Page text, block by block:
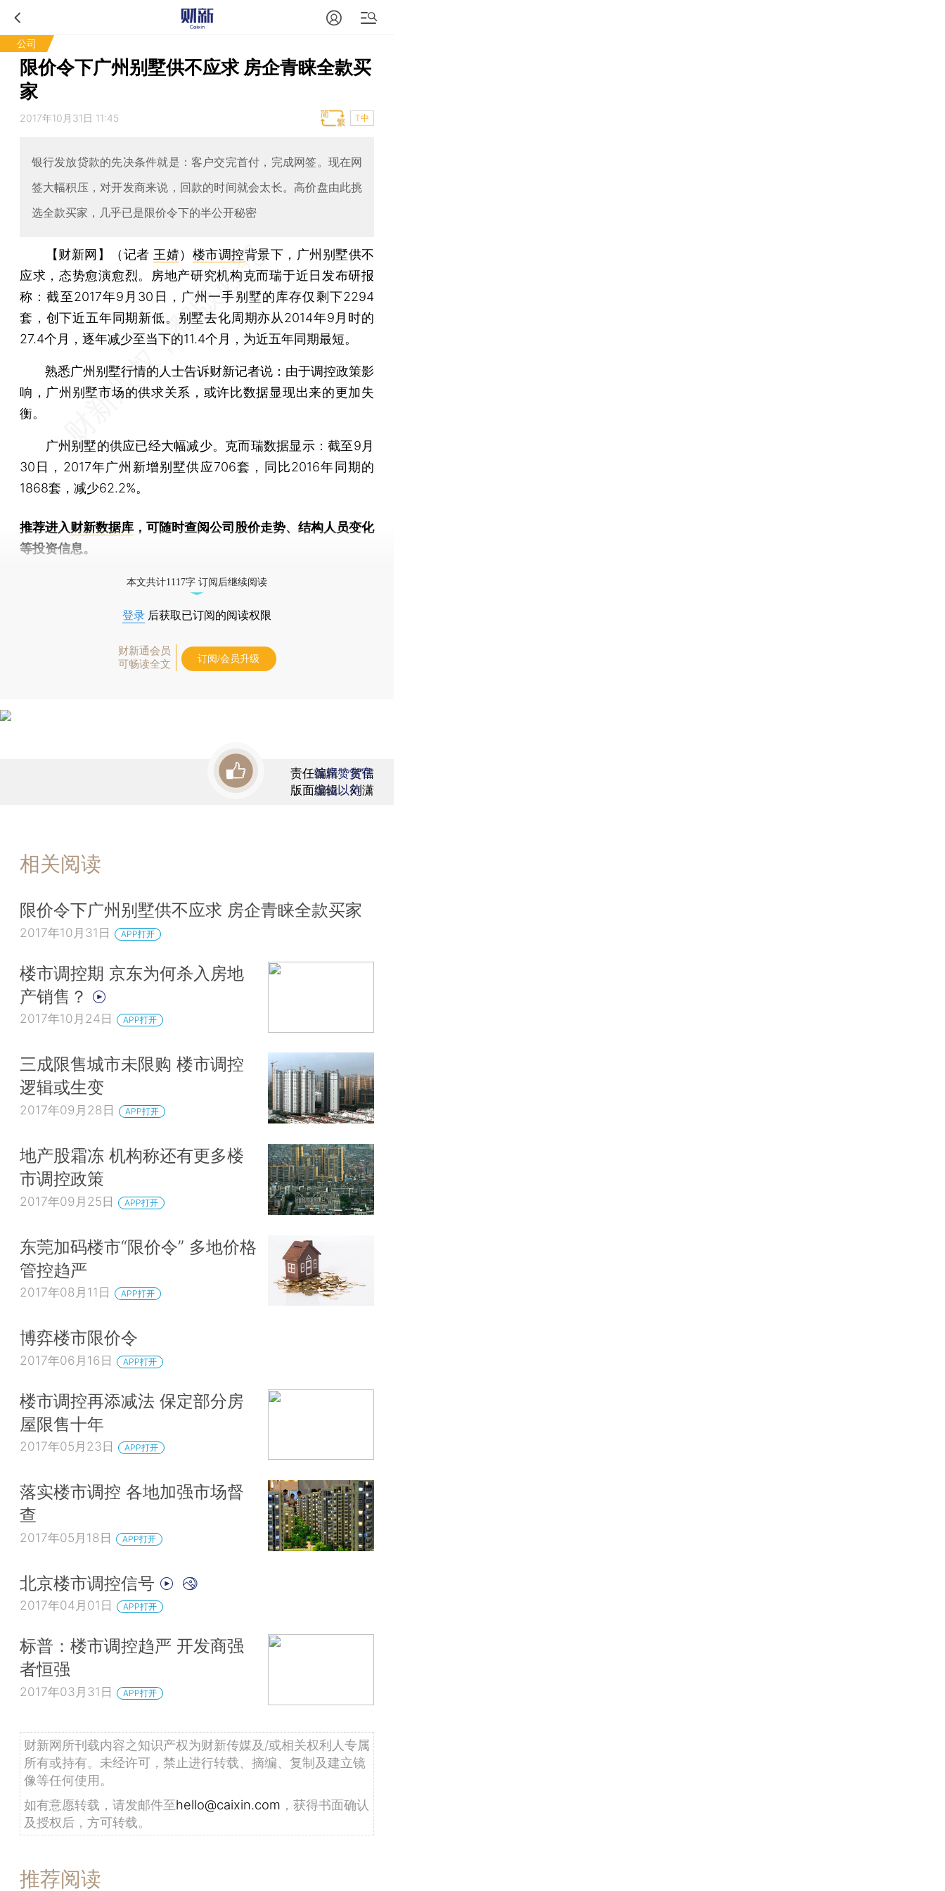
公司
限价令下广州别墅供不应求 房企青睐全款买
家
2017年10月31日 11:45 T中
银行发放贷款的先决条件就是：客户交完首付，完成网签。现在网
签大幅积压，对开发商来说，回款的时间就会太长。高价盘由此挑
选全款买家，几乎已是限价令下的半公开秘密
【财新网】（记者 王婧） 楼市调控背景下，广州别墅供不
应求，态势愈演愈烈。房地产研究机构克而瑞于近日发布研报
称：截至2017年9月30日，广州一手别墅的库存仅剩下2294
套，创下近五年同期新低。别墅去化周期亦从2014年9月时的
27.4个月，逐年减少至当下的11.4个月，为近五年同期最短。
熟悉广州别墅行情的人士告诉财新记者说：由于调控政策影
响，广州别墅市场的供求关系，或许比数据显现出来的更加失
衡。
广州别墅的供应已经大幅减少。克而瑞数据显示：截至9月
30日，2017年广州新增别墅供应706套，同比2016年同期的
1868套，减少62.2%。
推荐进入财新数据库 ，可随时查阅公司股价走势、结构人员变化
等投资信息。
本文共计1117字 订阅后继续阅读
登录 后获取已订阅的阅读权限
财新通会员
可畅读全文
订阅/会员升级
责任编辑：贺信
版面编辑：刘潇
首席赞赏官
虚位以待
相关阅读
限价令下广州别墅供不应求 房企青睐全款买家
2017年10月31日 APP打开
楼市调控期 京东为何杀入房地
产销售？
2017年10月24日 APP打开
三成限售城市未限购 楼市调控
逻辑或生变
2017年09月28日 APP打开
地产股霜冻 机构称还有更多楼
市调控政策
2017年09月25日 APP打开
东莞加码楼市“限价令” 多地价格
管控趋严
2017年08月11日 APP打开
博弈楼市限价令
2017年06月16日 APP打开
楼市调控再添减法 保定部分房
屋限售十年
2017年05月23日 APP打开
落实楼市调控 各地加强市场督
查
2017年05月18日 APP打开
北京楼市调控信号
2017年04月01日 APP打开
标普：楼市调控趋严 开发商强
者恒强
2017年03月31日 APP打开
财新网所刊载内容之知识产权为财新传媒及/或相关权利人专属
所有或持有。未经许可，禁止进行转载、摘编、复制及建立镜
像等任何使用。
如有意愿转载，请发邮件至hello@caixin.com ，获得书面确认
及授权后，方可转载。
推荐阅读